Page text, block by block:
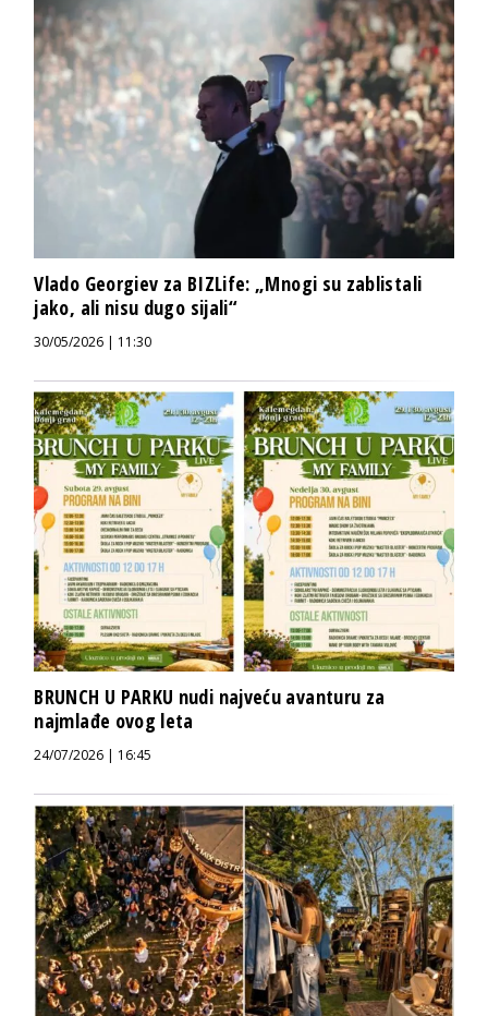
Vlado Georgiev za BIZLife: „Mnogi su zablistali
jako, ali nisu dugo sijali“
30/05/2026 | 11:30
BRUNCH U PARKU nudi najveću avanturu za
najmlađe ovog leta
24/07/2026 | 16:45